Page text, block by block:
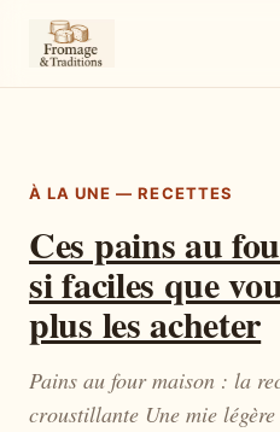
À LA UNE — RECETTES
Ces pains au
si faciles que
plus les acheter
Pains au four maison : la
croustillante Une mie